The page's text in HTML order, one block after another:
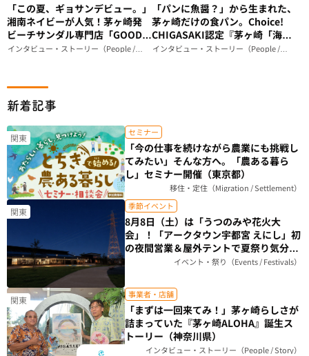
「この夏、ギョサンデビュー。」
湘南ネイビーが人気！茅ヶ崎発
ビーチサンダル専門店「GOOD
IS GOOD」が届ける、ビーサン
インタビュー・ストーリー（People /
Story）
「パンに魚醤？」から生まれた、
茅ヶ崎だけの食パン。Choice!
CHIGASAKI認定『茅ヶ崎「海の
和」食パン』ができるまで｜
インタビュー・ストーリー（People /
Story）
新着記事
関東 セミナー
「今の仕事を続けながら農業にも挑戦し
てみたい」そんな方へ。「農ある暮ら
し」セミナー開催（東京都）
移住・定住（Migration / Settlement）
関東 季節イベント
8月8日（土）は「うつのみや花火大
会」！「アークタウン宇都宮 えにし」初
の夜間営業＆屋外テントで夏祭り気分を
楽しもう（栃木県）イベント・祭り（Events / Festivals）
関東 事業者・店舗
「まずは一回来てみ！」茅ヶ崎らしさが
詰まっていた『茅ヶ崎ALOHA』誕生ス
トーリー（神奈川県）
インタビュー・ストーリー（People / Story）